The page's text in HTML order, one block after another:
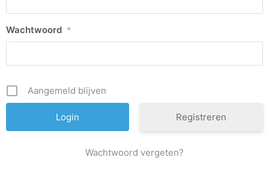
Wachtwoord *
Aangemeld blijven
Registreren
Wachtwoord vergeten?